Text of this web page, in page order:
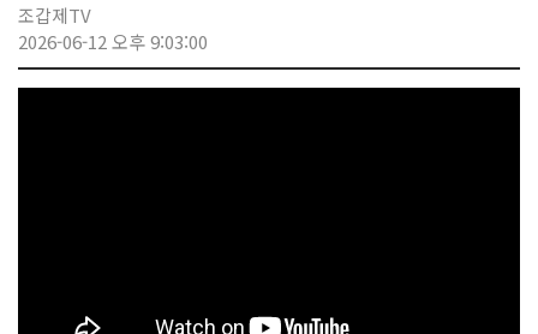
조갑제TV
2026-06-12 오후 9:03:00